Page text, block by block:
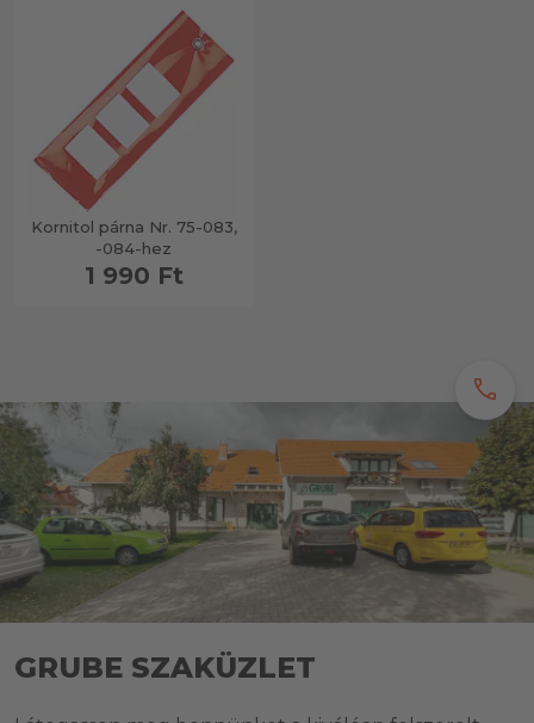
Kornitol párna Nr. 75-083,
-084-hez
1 990 Ft
call
GRUBE SZAKÜZLET